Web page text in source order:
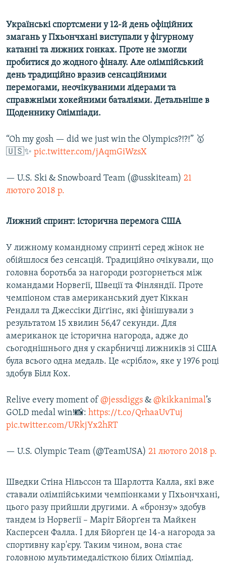
ДОЛУЧАЙСЯ!
Усі сайти RFE/RL
Українські спортсмени у 12-й день офіційних
змагань у Пхьончхані виступали у фігурному
катанні та лижних гонках. Проте не змогли
пробитися до жодного фіналу. Але олімпійський
день традиційно вразив сенсаційними
перемогами, неочікуваними лідерами та
справжніми хокейними баталіями. Детальніше в
Щоденнику Олімпіади.
“Oh my gosh — did we just win the Olympics?!?!” 🥇
🇺🇸✨ pic.twitter.com/jAqmGiWzsX
— U.S. Ski & Snowboard Team (@usskiteam) 21
лютого 2018 р.
Лижний спринт: історична перемога США
У лижному командному спринті серед жінок не
обійшлося без сенсацій. Традиційно очікували, що
головна боротьба за нагороди розгорнеться між
командами Норвегії, Швеції та Фінляндії. Проте
чемпіоном став американський дует Кіккан
Рендалл та Джессіки Діґґінс, які фінішували з
результатом 15 хвилин 56,47 секунди. Для
американок це історична нагорода, адже до
сьогоднішнього дня у скарбничці лижників зі США
була всього одна медаль. Це «срібло», яке у 1976 році
здобув Білл Кох.
Relive every moment of @jessdiggs & @kikkanimal’s
GOLD medal win!📸: https://t.co/QrhaaUvTuj
pic.twitter.com/URkjYx2hRT
— U.S. Olympic Team (@TeamUSA) 21 лютого 2018 р.
Шведки Стіна Нільссон та Шарлотта Калла, які вже
ставали олімпійськими чемпіонками у Пхьончхані,
цього разу прийшли другими. А «бронзу» здобув
тандем із Норвегії – Маріт Бйорґен та Майкен
Касперсен Фалла. І для Бйорґен це 14-а нагорода за
спортивну кар'єру. Таким чином, вона стає
головною мультимедалісткою білих Олімпіад.